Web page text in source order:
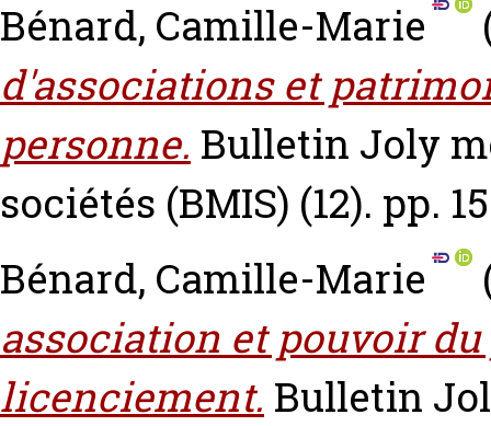
Bénard, Camille-Marie
d'associations et
personne. Bulletin Joly
sociétés (BMIS) (12). pp.
Bénard, Camille-Marie
association et pouvoir
licenciement. Bulletin